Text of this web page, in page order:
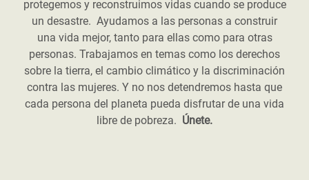
protegemos y reconstruimos vidas cuando se produce
un desastre. Ayudamos a las personas a construir
una vida mejor, tanto para ellas como para otras
personas. Trabajamos en temas como los derechos
sobre la tierra, el cambio climático y la discriminación
contra las mujeres. Y no nos detendremos hasta que
cada persona del planeta pueda disfrutar de una vida
libre de pobreza. Únete.